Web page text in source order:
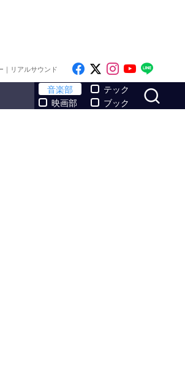
｜リアルサウンド Like on Facebook
Follow on x
Follow on
Follow
音楽部
映画部
テック
ブック